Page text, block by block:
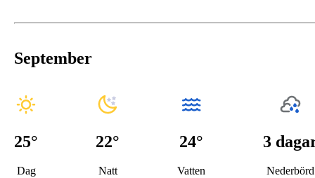
September
25°
Dag
22°
Natt
24°
Vatten
3
Nederbörd